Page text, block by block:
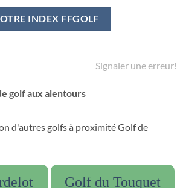
INDEX FFGOLF
Signaler une erreur!
golf aux alentours
d'autres golfs à proximité Golf de
Golf du Touquet